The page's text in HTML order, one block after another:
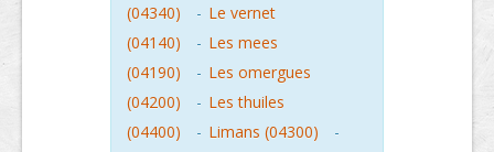
(04340)
- Le vernet
(04140)
- Les mees
(04190)
- Les omergues
(04200)
- Les thuiles
(04400)
- Limans (04300)
-